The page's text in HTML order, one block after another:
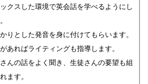
クスした環境で英会話を学べるようにし
りとした発音を身に付けてもらいます。
あればライティングも指導します。
んの話をよく聞き、生徒さんの要望も組
ます。